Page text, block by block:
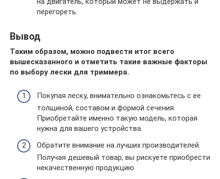
перегореть.
Вывод
Таким образом, можно подвести итог всего
вышесказанного и отметить такие важные факторы
по выбору лески для триммера.
Покупая леску, внимательно ознакомьтесь с ее
толщиной, составом и формой сечения.
Приобретайте именно такую модель, которая
нужна для вашего устройства.
Обратите внимание на лучших производителей.
Получая дешевый товар, вы рискуете приобрести
некачественную продукцию.